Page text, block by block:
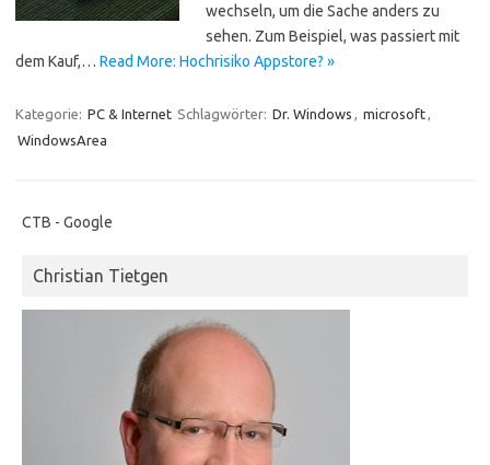
wechseln, um die Sache anders zu
sehen. Zum Beispiel, was passiert mit
dem Kauf,… Read More: Hochrisiko Appstore? »
Kategorie: PC & Internet Schlagwörter: Dr. Windows microsoft
WindowsArea
CTB - Google
Christian Tietgen